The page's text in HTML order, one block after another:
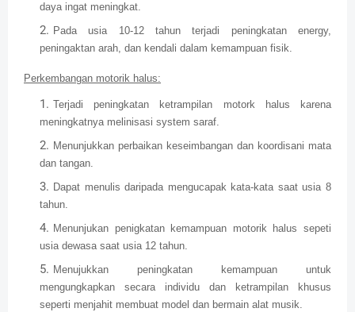
daya ingat meningkat.
Pada usia 10-12 tahun terjadi peningkatan energy,
peningaktan arah, dan kendali dalam kemampuan fisik.
Perkembangan motorik halus:
Terjadi peningkatan ketrampilan motork halus karena
meningkatnya melinisasi system saraf.
Menunjukkan perbaikan keseimbangan dan koordisani mata
dan tangan.
Dapat menulis daripada mengucapak kata-kata saat usia 8
tahun.
Menunjukan penigkatan kemampuan motorik halus sepeti
usia dewasa saat usia 12 tahun.
Menujukkan peningkatan kemampuan untuk
mengungkapkan secara individu dan ketrampilan khusus
seperti menjahit membuat model dan bermain alat musik.